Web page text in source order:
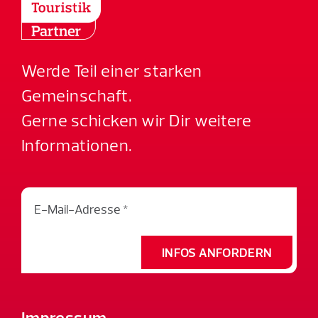
Werde Teil einer starken
Gemeinschaft.
Gerne schicken wir Dir weitere
Informationen.
INFOS ANFORDERN